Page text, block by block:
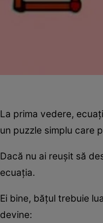
La prima vedere,
un puzzle simplu care
Dacă nu ai reușit să
ecuația.
Ei bine, bățul trebuie
devine: